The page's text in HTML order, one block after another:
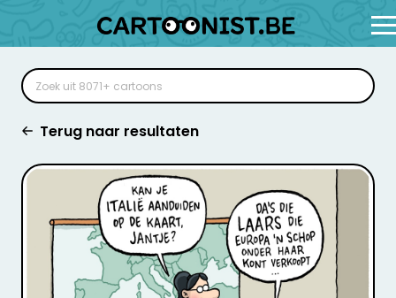
Terug naar resultaten